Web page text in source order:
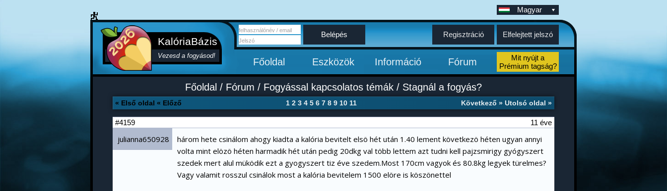
KalóriaBázis
Vezesd a fogyásod!
Magyar
Belépés Regisztráció Elfelejtett jelszó
Főoldal Eszközök Információ Fórum
Mit nyújt a
Prémium tagság?
Főoldal / Fórum / Fogyással kapcsolatos témák / Stagnál a fogyás?
Következő » Utolsó oldal »
« Első oldal « Előző 1 2 3 4 5 6 7 8 9 10 11
11 éve
#4159
julianna650928
három hete csinálom ahogy kiadta a kalória bevitelt elsö hét után 1.40 lement következö héten ugyan annyi
volta mint elözö héten harmadik hét után pedig 20dkg val több lettem azt tudni kell pajzsmirigy gyógyszert
szedek mert alul müködik ezt a gyogyszert tiz éve szedem.Most 170cm vagyok és 80.8kg legyek türelmes?
Vagy valamit rosszul csinálok most a kalória bevitelem 1500 elöre is köszönettel